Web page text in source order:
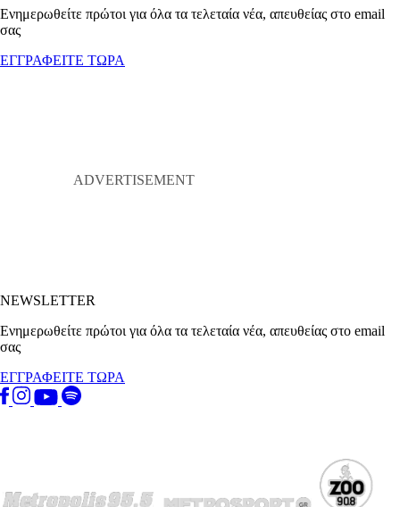
Ενημερωθείτε πρώτοι για όλα τα τελεταία νέα, απευθείας στο email
σας
ΕΓΓΡΑΦΕΙΤΕ ΤΩΡΑ
NEWSLETTER
Ενημερωθείτε πρώτοι για όλα τα τελεταία νέα, απευθείας στο email
σας
ΕΓΓΡΑΦΕΙΤΕ ΤΩΡΑ